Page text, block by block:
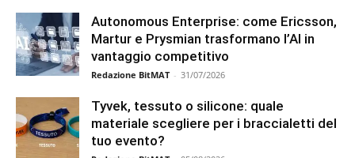
Autonomous Enterprise: come Ericsson,
Martur e Prysmian trasformano l’AI in
vantaggio competitivo
Redazione BitMAT - 31/07/2026
Tyvek, tessuto o silicone: quale
materiale scegliere per i braccialetti del
tuo evento?